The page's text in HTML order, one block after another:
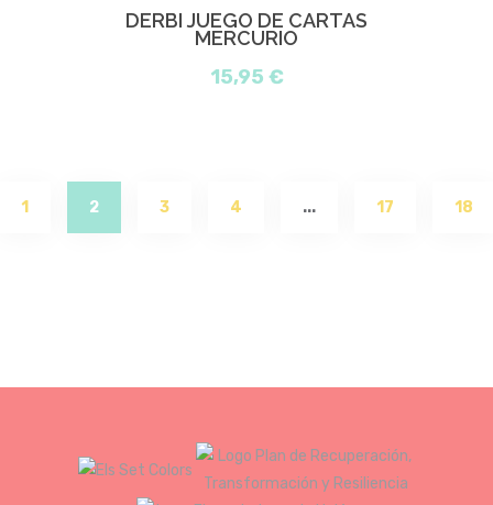
DERBI JUEGO DE CARTAS
MERCURIO
15,95 €
1 2(current)
3 4 ... 17 18